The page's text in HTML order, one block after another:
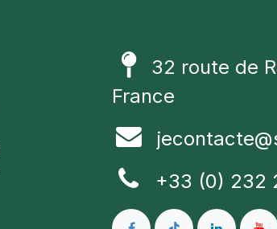
32 route de
France
+33 (0) 232